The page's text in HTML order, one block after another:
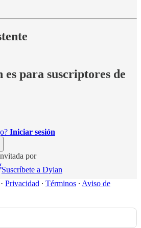
para suscriptores de
Iniciar sesión
por
Suscríbete a Dylan
Privacidad ∙ Términos ∙ Aviso de